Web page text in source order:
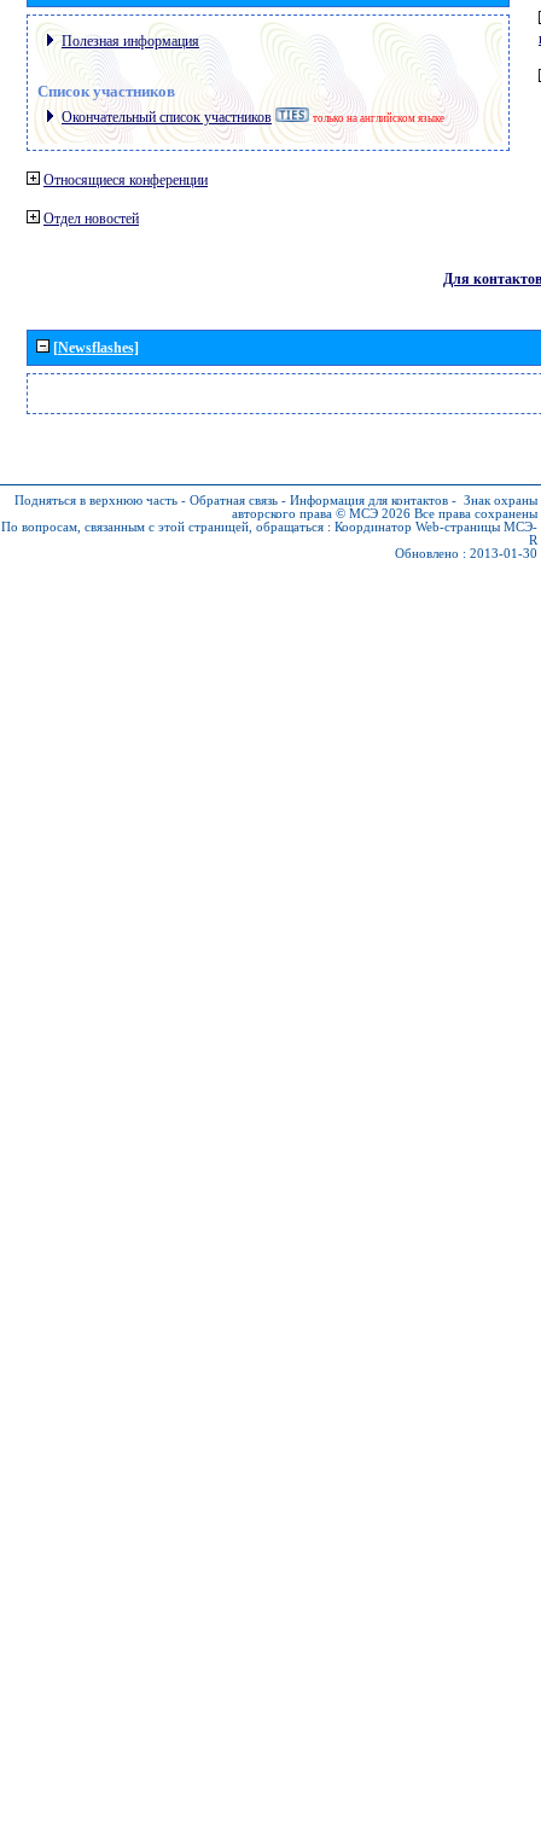
Полезная информация
Список участников
Окончательный список участников только на английском языке
Относящиеся конференции
Отдел новостей
Для контактов
[Newsflashes]
Подняться в верхнюю часть - Обратная связь - Информация для контактов - Знак охраны
авторского права © МСЭ 2026 Все права сохранены
По вопросам, связанным с этой страницей, обращаться : Координатор Web-страницы МСЭ-
R
Обновлено : 2013-01-30